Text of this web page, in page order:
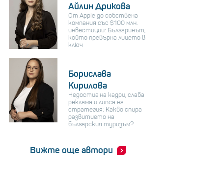
Айлин Дрикова
От Apple до собствена
компания със $100 млн.
инвестиции: Българинът,
който превърна лицето в
ключ
Борислава
Кирилова
Недостиг на кадри, слаба
реклама и липса на
стратегия: Какво спира
развитието на
българския туризъм?
Вижте още автори